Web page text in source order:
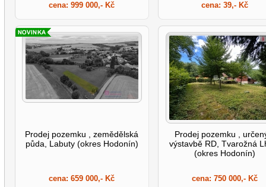
cena:999 000,- Kč cena:39,- Kč
Prodej pozemku , zemědělská
půda, Labuty (okres Hodonín)
cena:659 000,- Kč
Prodej pozemku ,
výstavbě RD, Tvarožná
(okres Hodonín)
cena:750 000,- Kč